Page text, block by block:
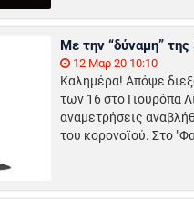
Με την “δύναμη” της
12 Μαρ 20 10:10
Καλημέρα! Απόψε
των 16 στο Γιουρόπα
αναμετρήσεις
του κορονοϊού. Στο